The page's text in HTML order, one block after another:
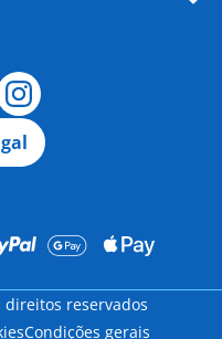
direitos reservados
Condições gerais